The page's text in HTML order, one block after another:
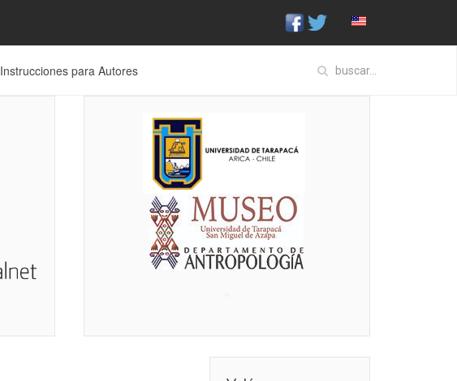
Instrucciones para Autores